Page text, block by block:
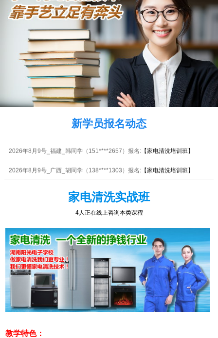
新学员报名动态
2026年8月9号_上海_马同学（130****6147）报名: 【家电清洗培训班】
2026年8月9号_北京_胡同学（134****0049）报名: 【家电清洗培训班】
2026年8月9号_北京_代同学（187****7854）报名: 【家电清洗培训班】
2026年8月9号_广西_刘同学（138****0396）报名: 【家电清洗培训班】
2026年8月9号_山西_刘同学（180****0483）报名:【家电清洗培训班】
2026年8月9号_贵州_杨同学（130****5018）报名:【家电清洗培训班】
2026年8月9号_陕西_杨同学（189****8816）报名:【家电清洗培训班】
2026年8月9号_湖北_苏同学（132****7512）报名:【家电清洗培训班】
家电清洗实战班
4人正在线上咨询本类课程
教学特色：